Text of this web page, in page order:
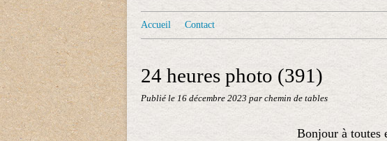
Accueil Contact
24 heures photo (391)
Publié le 16 décembre 2023 par chemin de tables
Bonjour à toutes